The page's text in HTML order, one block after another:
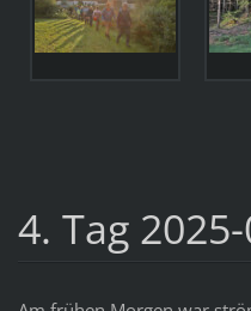
4. Tag